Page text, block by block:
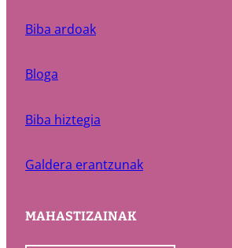
Biba ardoak
Bloga
Biba hiztegia
Galdera erantzunak
MAHASTIZAINAK